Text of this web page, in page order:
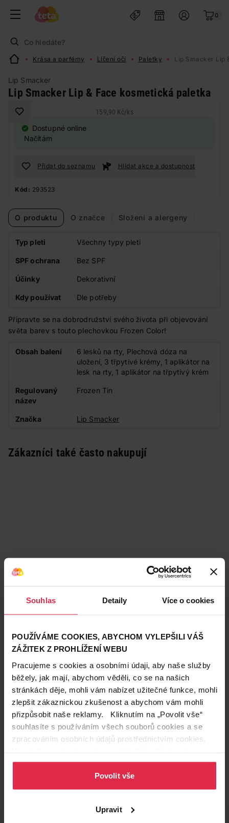
Souhlas Detaily Více o cookies
POUŽÍVÁME COOKIES, ABYCHOM VYLEPŠILI VÁŠ
ZÁŽITEK Z PROHLÍŽENÍ WEBU
Pracujeme s cookies a osobními údaji, aby naše služby
běžely, jak mají, abychom věděli, co se na našich
stránkách děje, mohli vám nabízet užitečné funkce, mohli
zlepšit zákaznickou zkušenost a abychom vám mohli
přizpůsobit naše reklamy. Kliknutím na „Povolit vše“
souhlasíte s používáním všech souborů cookies a se
zpracováním osobních údajů prostřednictvím cookies.
osobních údajů.
Povolit vše
Upravit
0
Krása a parfémy Líčení očí Paletky Lip Smacker Lip
Lip Smacker
Lip Smacker Lip & Face kosmetická paletka
159,90 Kč/ks
Dostupné online
Načítám
Přidat do seznamu Hlídat akce a dostupnost
Kód: 293523
O produktu O značce Složení a alergeny
Typ pleti Všechny typy pleti
SPF ochrana Bez SPF
Účinky Dekorativní
Kdy používat Dle potřeby
Připravte se na dobrodružství svého života při objevování
světa barev s touto plechovkou Frozen Color!
Obsah balení
6 lesků na rty, Plechová dóza na
uložení, 3 třpytivé krémy, 1 aplikátor na
lesk na rty, 1 aplikátor na třpytivý krém
Regulovaný
název
Frozen Tin
Značka Lip Smacker
Zákazníci také často nakupují
Podobné produkty